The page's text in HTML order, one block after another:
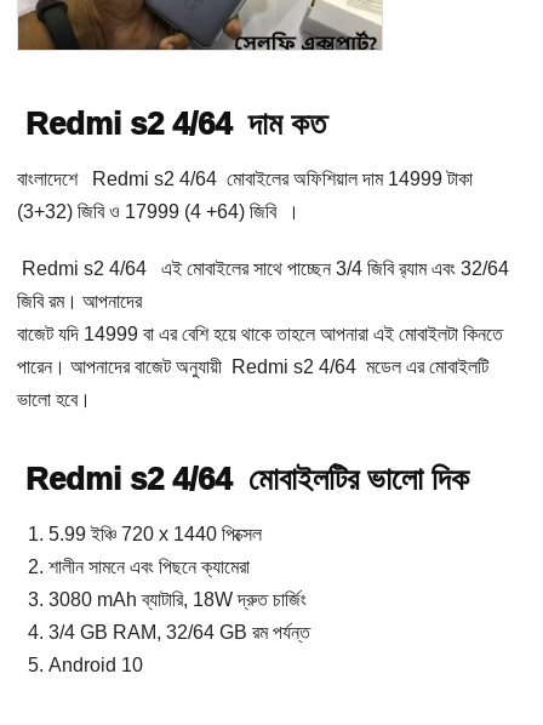
Redmi s2 4/64 দাম কত
বাংলাদেশে Redmi s2 4/64 মোবাইলের অফিশিয়াল দাম 14999 টাকা
(3+32) জিবি ও 17999 (4 +64) জিবি ।
Redmi s2 4/64 এই মোবাইলের সাথে পাচ্ছেন 3/4 জিবি র‌্যাম এবং 32/64
জিবি রম। আপনাদের
বাজেট যদি 14999 বা এর বেশি হয়ে থাকে তাহলে আপনারা এই মোবাইলটা কিনতে
পারেন। আপনাদের বাজেট অনুযায়ী Redmi s2 4/64 মডেল এর মোবাইলটি
ভালো হবে।
Redmi s2 4/64 মোবাইলটির ভালো দিক
5.99 ইঞ্চি 720 x 1440 পিক্সেল
শালীন সামনে এবং পিছনে ক্যামেরা
3080 mAh ব্যাটারি, 18W দ্রুত চার্জিং
3/4 GB RAM, 32/64 GB রম পর্যন্ত
Android 10